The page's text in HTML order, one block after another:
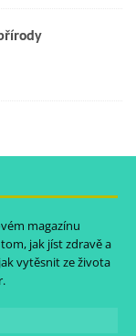
magazínu
jak jíst zdravě a
vytěsnit ze života